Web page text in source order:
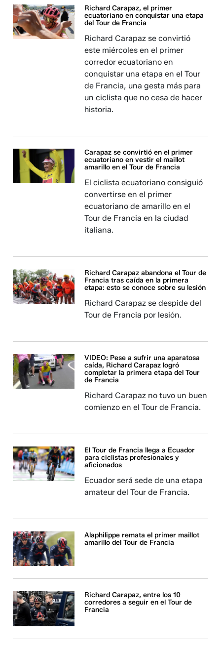
Richard Carapaz, el primer
ecuatoriano en conquistar una etapa
del Tour de Francia
Richard Carapaz se convirtió
este miércoles en el primer
corredor ecuatoriano en
conquistar una etapa en el Tour
de Francia, una gesta más para
un ciclista que no cesa de hacer
historia.
Carapaz se convirtió en el primer
ecuatoriano en vestir el maillot
amarillo en el Tour de Francia
El ciclista ecuatoriano consiguió
convertirse en el primer
ecuatoriano de amarillo en el
Tour de Francia en la ciudad
italiana.
Richard Carapaz abandona el Tour de
Francia tras caída en la primera
etapa: esto se conoce sobre su lesión
Richard Carapaz se despide del
Tour de Francia por lesión.
VIDEO: Pese a sufrir una aparatosa
caída, Richard Carapaz logró
completar la primera etapa del Tour
de Francia
Richard Carapaz no tuvo un buen
comienzo en el Tour de Francia.
El Tour de Francia llega a Ecuador
para ciclistas profesionales y
aficionados
Ecuador será sede de una etapa
amateur del Tour de Francia.
Alaphilippe remata el primer maillot
amarillo del Tour de Francia
Richard Carapaz, entre los 10
corredores a seguir en el Tour de
Francia